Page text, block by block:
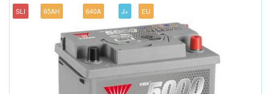
SLI 65AH 640A J+ EU